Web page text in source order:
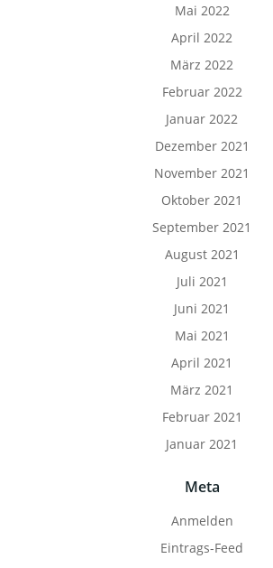
Mai 2022
April 2022
März 2022
Februar 2022
Januar 2022
Dezember 2021
November 2021
Oktober 2021
September 2021
August 2021
Juli 2021
Juni 2021
Mai 2021
April 2021
März 2021
Februar 2021
Januar 2021
Meta
Anmelden
Eintrags-Feed